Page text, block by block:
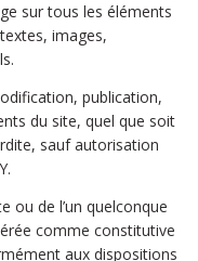
sur tous les éléments
images,
publication,
du site, quel que soit
sauf autorisation
ou de l’un quelconque
comme constitutive
aux dispositions